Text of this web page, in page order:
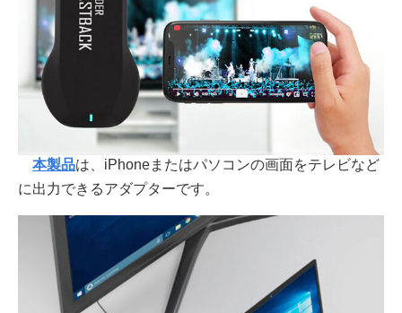
本製品は、iPhoneまたはパソコンの画面をテレビなど
に出力できるアダプターです。